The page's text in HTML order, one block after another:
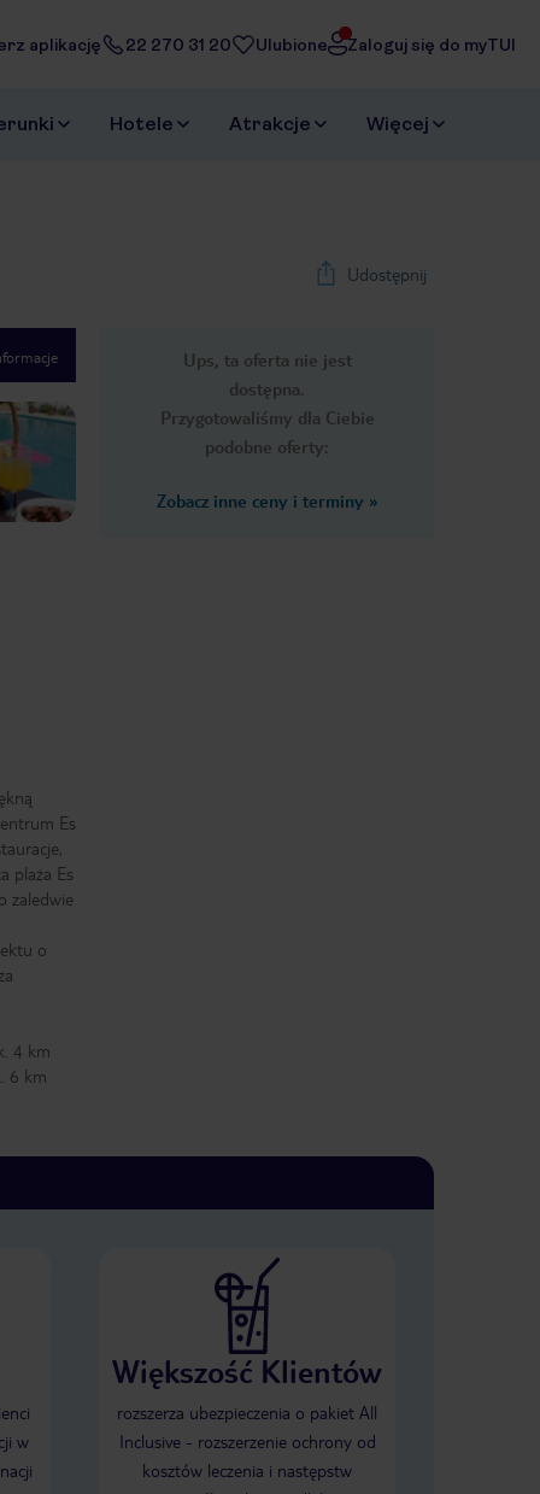
aplikację 22 270 31 20 Ulubione Zaloguj się do myTUI
Hotele Atrakcje Więcej
Udostępnij
Ups, ta oferta nie jest
dostępna.
Przygotowaliśmy dla Ciebie
podobne oferty:
Zobacz inne ceny i terminy »
Next slide
1 /40
Es
plaża Es
zaledwie
o
4 km
6 km
w
Większość Klientów
rozszerza ubezpieczenia o pakiet All
Inclusive - rozszerzenie ochrony od
kosztów leczenia i następstw